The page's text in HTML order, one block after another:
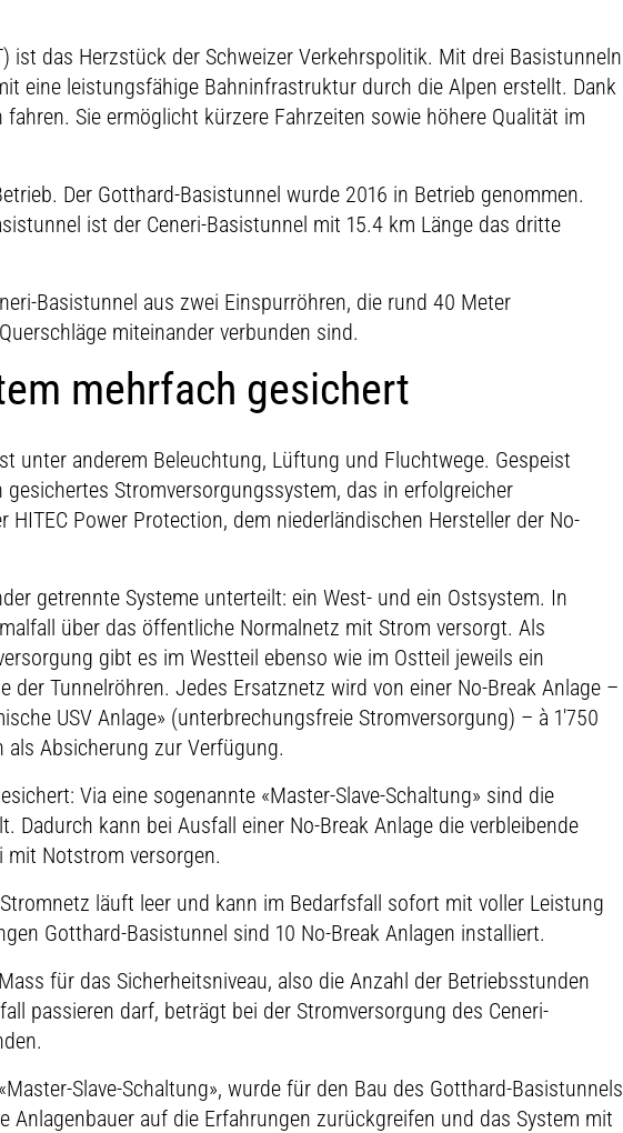
ist das Herzstück der Schweizer Verkehrspolitik. Mit drei Basistunneln
eine leistungsfähige Bahninfrastruktur durch die Alpen erstellt. Dank
Sie ermöglicht kürzere Fahrzeiten sowie höhere Qualität im
Der Gotthard-Basistunnel wurde 2016 in Betrieb genommen.
ist der Ceneri-Basistunnel mit 15.4 km Länge das dritte
Basistunnel aus zwei Einspurröhren, die rund 40 Meter
miteinander verbunden sind.
mehrfach gesichert
unter anderem Beleuchtung, Lüftung und Fluchtwege. Gespeist
Stromversorgungssystem, das in erfolgreicher
Power Protection, dem niederländischen Hersteller der No-
getrennte Systeme unterteilt: ein West- und ein Ostsystem. In
über das öffentliche Normalnetz mit Strom versorgt. Als
gibt es im Westteil ebenso wie im Ostteil jeweils ein
der Tunnelröhren. Jedes Ersatznetz wird von einer No-Break Anlage –
USV Anlage» (unterbrechungsfreie Stromversorgung) – à 1'750
als Absicherung zur Verfügung.
Via eine sogenannte «Master-Slave-Schaltung» sind die
Dadurch kann bei Ausfall einer No-Break Anlage die verbleibende
mit Notstrom versorgen.
läuft leer und kann im Bedarfsfall sofort mit voller Leistung
Gotthard-Basistunnel sind 10 No-Break Anlagen installiert.
für das Sicherheitsniveau, also die Anzahl der Betriebsstunden
passieren darf, beträgt bei der Stromversorgung des Ceneri-
Slave-Schaltung», wurde für den Bau des Gotthard-Basistunnels
Anlagenbauer auf die Erfahrungen zurückgreifen und das System mit